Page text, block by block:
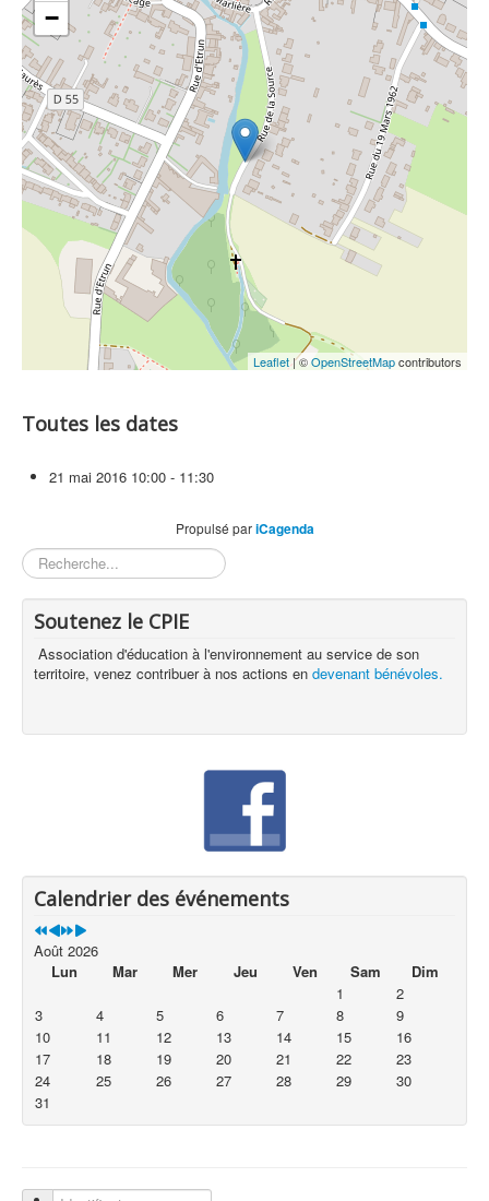
−
Leaflet| ©OpenStreetMapcontributors
Toutes les dates
21 mai 2016 10:00 - 11:30
Propulsé pariCagenda
Rechercher
Soutenez le CPIE
Association d'éducation à l'environnement au service de son
territoire, venez contribuer à nos actions en devenant bénévoles.
Calendrier des événements
Août 2026
Lun
Mar Mer Jeu Ven Sam
Dim
1
2
3
4 5 6 7 8
9
10
11 12 13 14 15
16
17
18 19 20 21 22
23
24
25 26 27 28 29
30
31